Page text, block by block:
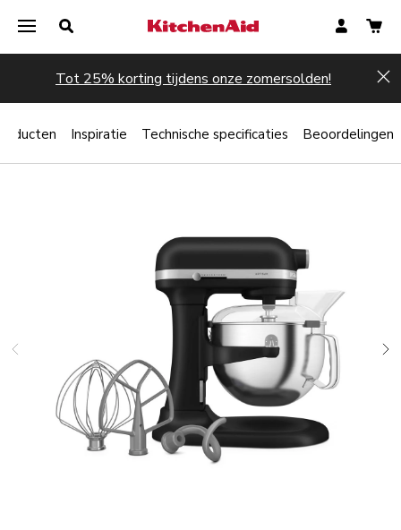
Tot 25% korting tijdens onze zomersolden!
Inspiratie Technische specificaties Beoordelingen